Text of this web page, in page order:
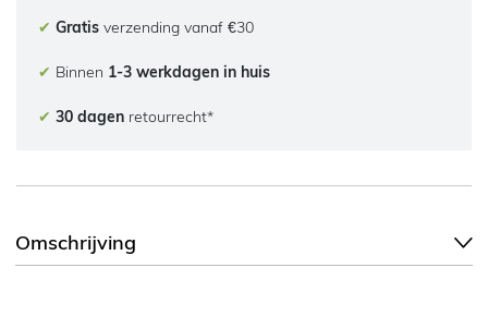
✔ Gratis verzending vanaf €30
✔ Binnen 1-3 werkdagen in huis
✔ 30 dagen retourrecht*
Omschrijving